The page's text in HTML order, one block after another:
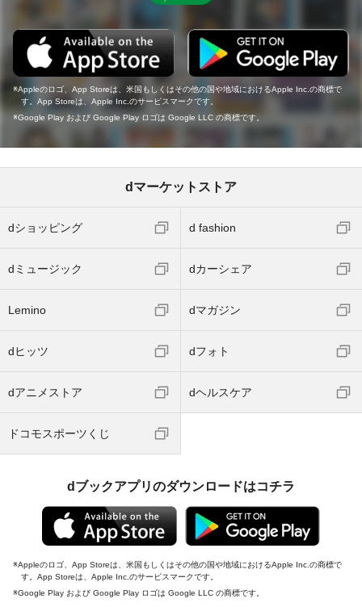
Appleのロゴ、App Storeは、米国もしくはその他の国や地域におけるApple Inc.の商標で
す。App Storeは、Apple Inc.のサービスマークです。
Google Play および Google Play ロゴは Google LLC の商標です。
dマーケットストア
dショッピング d fashion
dミュージック dカーシェア
Lemino dマガジン
dヒッツ dフォト
dアニメストア dヘルスケア
ドコモスポーツくじ
dブックアプリのダウンロードはコチラ
Appleのロゴ、App Storeは、米国もしくはその他の国や地域におけるApple Inc.の商標で
す。App Storeは、Apple Inc.のサービスマークです。
Google Play および Google Play ロゴは Google LLC の商標です。